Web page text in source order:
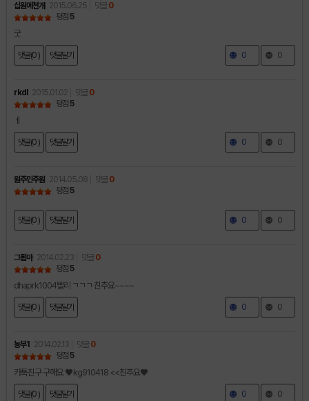
십원에천개 2015.06.25 댓글 0
평점 5
굿
댓글(0 ) 댓글달기 0 0
rkdl 2015.01.02 댓글 0
평점 5
ㅔ
댓글(0 ) 댓글달기 0 0
원주민주원 2014.05.08 댓글 0
평점 5
댓글(0 ) 댓글달기 0 0
그룀마 2014.02.23 댓글 0
평점 5
dhaprk1004빨리 ㄱㄱㄱ 친추요~~~~
댓글(0 ) 댓글달기 0 0
농부1 2014.02.13 댓글 0
평점 5
카톡친구 구해요 ♥ kg910418 <<친추요♥
댓글(0 ) 댓글달기 0 0